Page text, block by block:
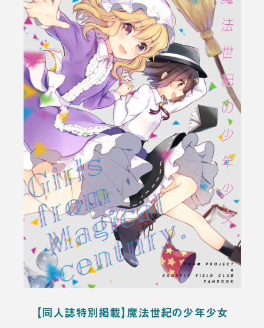
【同人誌特別掲載】魔法世紀の少年少女